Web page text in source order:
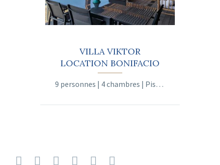
VILLA VIKTOR
LOCATION BONIFACIO
9 personnes | 4 chambres | Piscine